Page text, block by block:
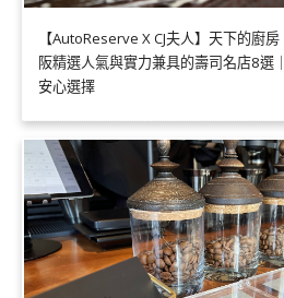
【AutoReserve X CJ夫人】天下的廚
阪精選人氣與實力兼具的壽司名店8選
安心選擇